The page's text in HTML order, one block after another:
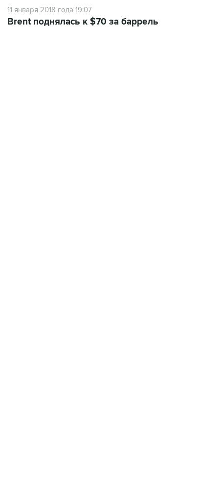
11 января 2018 года 19:07
Brent поднялась к $70 за баррель